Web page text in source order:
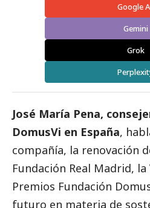
Google
Gemini
Grok
José María Pena,
DomusVi en España,
compañía, la renovación
Fundación Real Madrid,
Premios Fundación
futuro en materia de